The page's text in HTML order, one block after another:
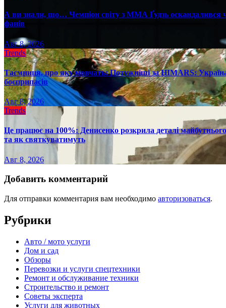
А ви знали, що… Чемпіон світу з ММА Ґудзь оскандалився
фанів
Авг 8, 2026
Trends
Таємниця, про яку мовчать: Потужніші за HIMARS:
боєприпасів
Авг 8, 2026
Trends
Це працює на 100%: Денисенко розкрила деталі майбутнього
та як святкуватимуть
Авг 8, 2026
Добавить комментарий
Для отправки комментария вам необходимо авторизоваться.
Рубрики
Авто / мото услуги
Дом и сад
Обзоры
Перевозки и услуги спецтехники
Ремонт и обслуживание техники
Строительство и ремонт
Советы эксперта
Услуги для животных